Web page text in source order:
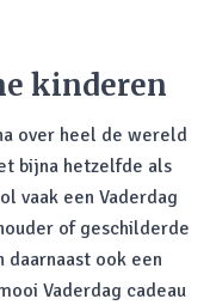
kinderen
over heel de wereld
bijna hetzelfde als
vaak een Vaderdag
of geschilderde
daarnaast ook een
Vaderdag cadeau